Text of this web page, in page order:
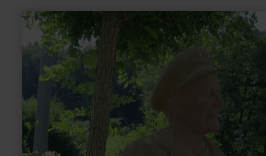
learn
more
about:
Stone
sculpture